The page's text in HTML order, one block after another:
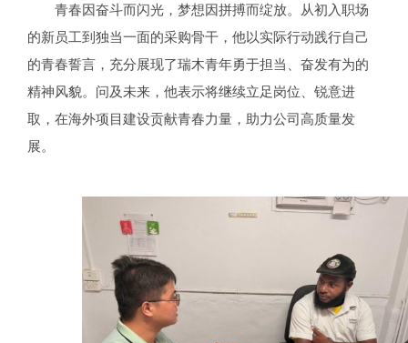
青春因奋斗而闪光，梦想因拼搏而绽放。从初入职场
的新员工到独当一面的采购骨干，他以实际行动践行自己
的青春誓言，充分展现了瑞木青年勇于担当、奋发有为的
精神风貌。问及未来，他表示将继续立足岗位、锐意进
取，在海外项目建设贡献青春力量，助力公司高质量发
展。